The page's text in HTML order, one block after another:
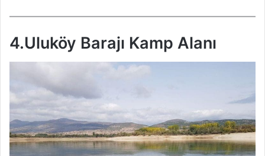
4.Uluköy Barajı Kamp Alanı